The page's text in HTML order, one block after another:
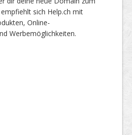
sich Help.ch mit
Online-
Werbemöglichkeiten.